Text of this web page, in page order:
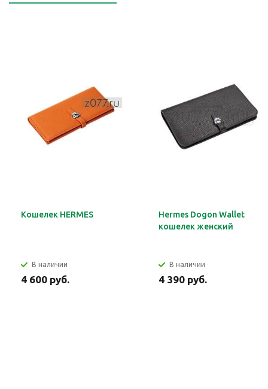
Кошелек HERMES
В наличии
4 600 руб.
Hermes Dogon Wallet
кошелек женский
В наличии
4 390 руб.